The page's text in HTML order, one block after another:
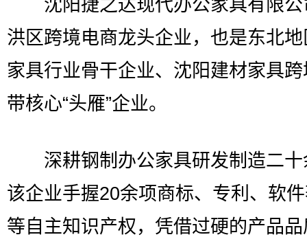
沈阳捷之达现代办公家具有限公
洪区跨境电商龙头企业，也是东北
家具行业骨干企业、沈阳建材家具
带核心“头雁”企业。
深耕钢制办公家具研发制造二十
该企业手握20余项商标、专利、软
等自主知识产权，凭借过硬的产品